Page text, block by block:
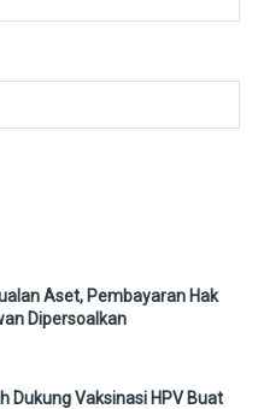
Aset, Pembayaran Hak
Dipersoalkan
Dukung Vaksinasi HPV Buat